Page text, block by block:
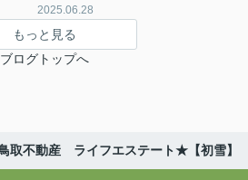
2025.06.28
もっと見る
ブログトップへ
取不動産 ライフエステート★【初雪】